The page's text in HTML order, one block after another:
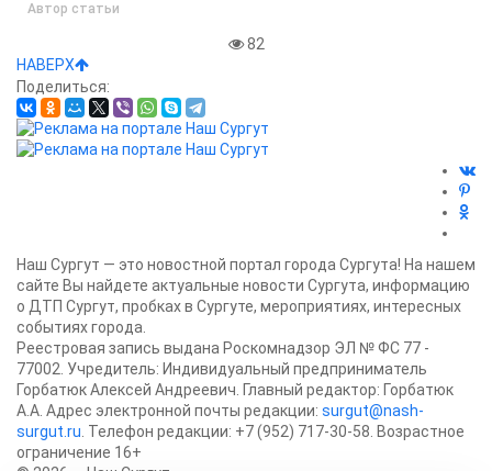
Автор статьи
82
НАВЕРХ
Поделиться:
Наш Сургут — это новостной портал города Сургута! На нашем
сайте Вы найдете актуальные новости Сургута, информацию
о ДТП Сургут, пробках в Сургуте, мероприятиях, интересных
событиях города.
Реестровая запись выдана Роскомнадзор ЭЛ № ФС 77 -
77002. Учредитель: Индивидуальный предприниматель
Горбатюк Алексей Андреевич. Главный редактор: Горбатюк
А.А. Адрес электронной почты редакции: surgut@nash-
surgut.ru . Телефон редакции: +7 (952) 717-30-58. Возрастное
ограничение 16+